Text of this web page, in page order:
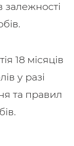
залежності
18 місяців
у разі
та правил